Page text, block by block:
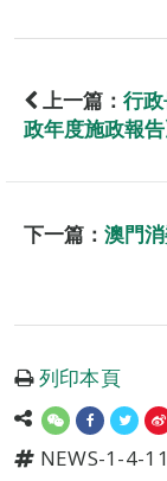
上一篇： 行
政年度施政報告
下一篇： 澳門
列印本頁
NEWS-1-4-